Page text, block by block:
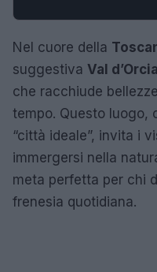
Nel cuore della
suggestiva Val d’Orcia
che racchiude
tempo. Questo luogo,
“città ideale”, invita i
immergersi nella
meta perfetta per chi
frenesia quotidiana.